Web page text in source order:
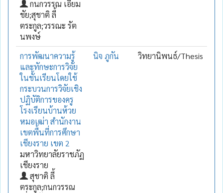
กนกวรรณ เอี่ยม
ชัย;สุชาติ ลี้
ตระกูล;วรรณะ รัต
นพงษ์
การพัฒนาความรู้
และทักษะการวิจัย
ในชั้นเรียนโดยใช้
กระบวนการวิจัยเชิง
ปฏิบัติการของครู
โรงเรียนบ้านห้วย
หมอเฒ่า สำนักงาน
เขตพื้นที่การศึกษา
เชียงราย เขต 2
มหาวิทยาลัยราชภัฏ
เชียงราย
สุชาติ ลี้
ตระกูล;กนกวรรณ
นิจ ภูกัน วิทยานิพนธ์/Thesis